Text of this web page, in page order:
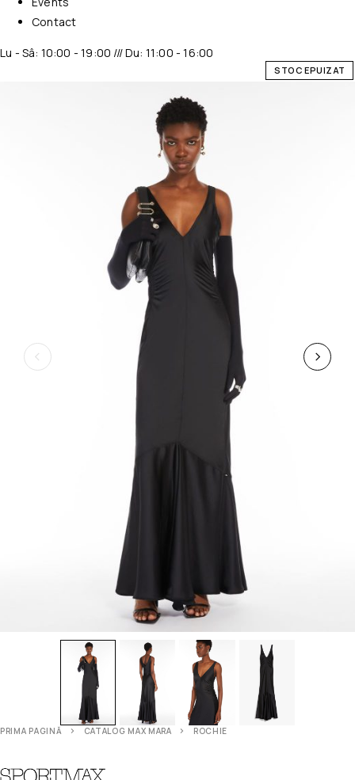
Contact
Lu - Sâ: 10:00 - 19:00 /// Du: 11:00 - 16:00
STOC EPUIZAT
PRIMA PAGINĂ CATALOG MAX MARA ROCHIE